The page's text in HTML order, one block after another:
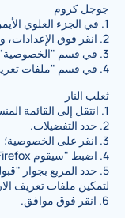
جوجل كروم
1. في الجزء العلوي الأيمن، انقر فوق القائمة؛
2. انقر فوق الإعدادات، وإظهار الإعدادات المتقدمة؛
3. في قسم "الخصوصية"، انقر فوق إعدادات المحتوى؛
4. في قسم "ملفات تعريف الارتباط"، اختر الإعداد المفضل لديك.
ثعلب النار
1. انتقل إلى القائمة المنسدلة لمتصفح فايرفوكس؛
2. حدد التفضيلات.
3. انقر على الخصوصية؛
4. اضبط "سيقوم Firefox بـ:" لاستخدام الإعدادات المخصصة للتاريخ؛
5. حدد المربع بجوار
لتمكين ملفات تعريف
6. انقر فوق موافق.